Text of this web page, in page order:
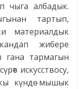
чыга албадык.
тартып,
материалдык
жибере
гана тармагын
искусствосу,
күндө мышык